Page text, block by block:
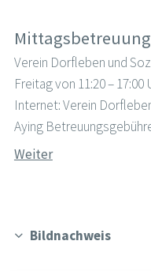
Verein Dorfleben und
Freitag von 11:20 –
Internet: Verein
Aying
Weiter
Bildnachweis